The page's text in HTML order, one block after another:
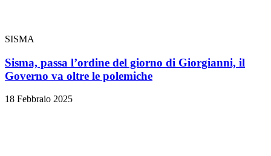
SISMA
Sisma, passa l’ordine del giorno di Giorgianni, il
Governo va oltre le polemiche
18 Febbraio 2025